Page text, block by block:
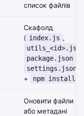
список файлів
Скафолд
( index.js ,
utils_<id>.js
package.json
settings.json
+
npm install
Оновити файли
або метадані